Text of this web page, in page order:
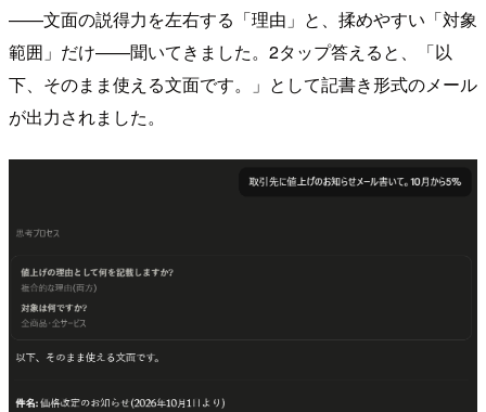
——文面の説得力を左右する「理由」と、揉めやすい「対象
範囲」だけ——聞いてきました。2タップ答えると、「以
下、そのまま使える文面です。」として記書き形式のメール
が出力されました。